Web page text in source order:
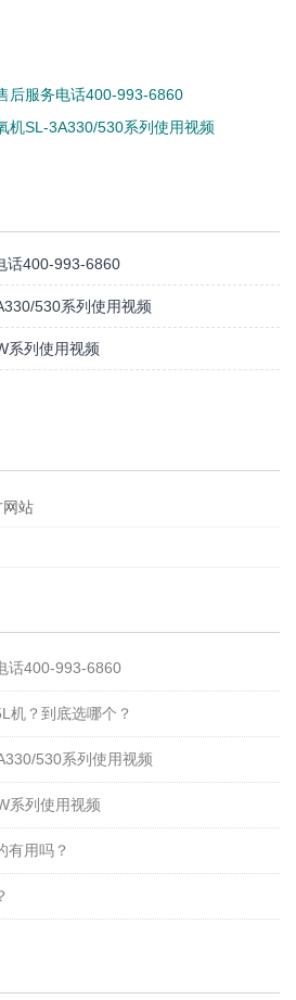
后服务电话400-993-6860
机SL-3A330/530系列使用视频
话400-993-6860
530系列使用视频
系列使用视频
网站
话400-993-6860
机？到底选哪个？
530系列使用视频
系列使用视频
有用吗？